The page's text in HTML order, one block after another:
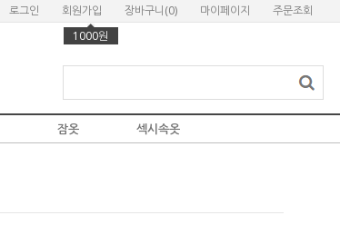
로그인
회원가입
1000원
장바구니(0) 마이페이지 주문조회
잠옷 섹시속옷